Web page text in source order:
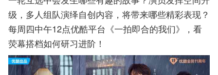
级，多人组队演绎自创内容，将带来哪些精彩表现？
每周四中午12点优酷平台《一拍即合的我们》，看
荧幕搭档如何研习进阶！